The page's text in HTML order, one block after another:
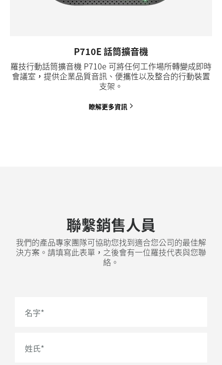
P710E 話筒擴音機
羅技行動話筒擴音機 P710e 可將任何工作場所轉變成即時
會議室，提供企業品質音訊、便攜性以及整合的行動裝置
支架。
瞭解更多資訊
聯繫銷售人員
我們的產品專家團隊可協助您找到適合您公司的最佳解
決方案。請填寫此表單，之後會有一位羅技代表與您聯
絡。
名字*
姓氏*